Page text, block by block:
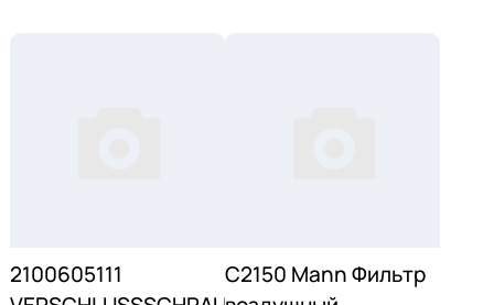
2100605111
C2150 Mann Фильтр